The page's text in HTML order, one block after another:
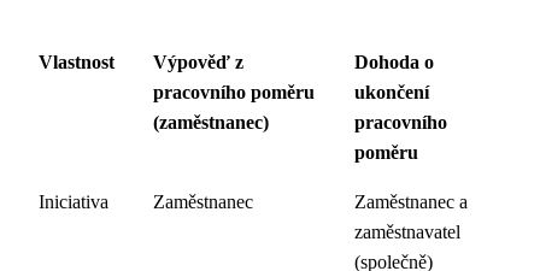
Vlastnost
Výpověď z
pracovního poměru
(zaměstnanec)
Dohoda o
ukončení
pracovního
poměru
Iniciativa Zaměstnanec
Zaměstnanec a
zaměstnavatel
(společně)